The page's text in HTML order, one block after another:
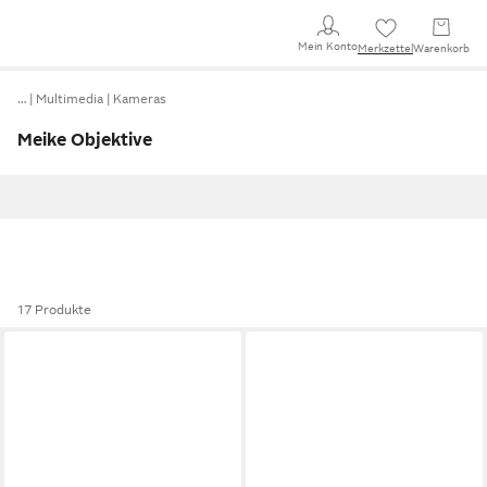
Mein KontoMerkzettel Warenkorb
… Multimedia Kameras
Meike Objektive
17 Produkte